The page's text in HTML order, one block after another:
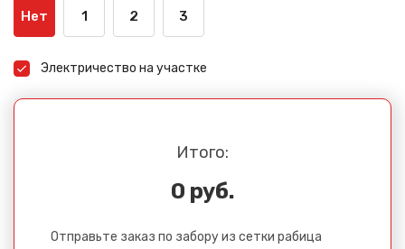
Нет 1 2 3
Электричество на участке
Итого:
0 руб.
Отправьте заказ по забору из сетки рабица